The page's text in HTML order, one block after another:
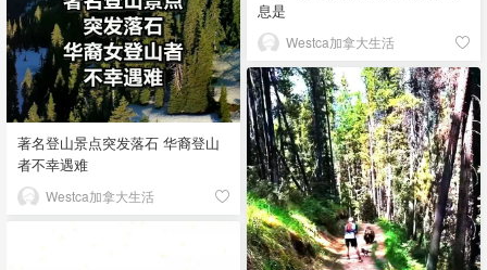
著名登山景点突发落石 华裔登山
者不幸遇难
Westca加拿大生活
息是
Westca加拿大生活